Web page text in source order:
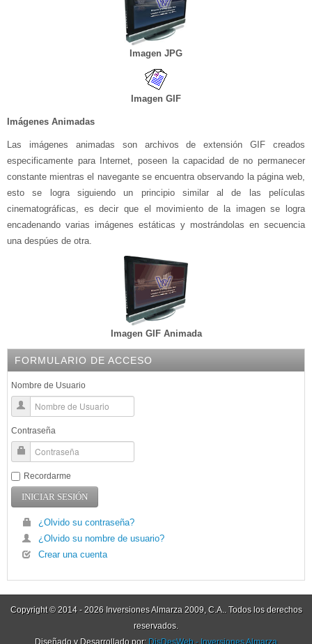
Imagen JPG
Imagen GIF
Imágenes Animadas
Las imágenes animadas son archivos de extensión GIF creados
especificamente para Internet, poseen la capacidad de no permanecer
constante mientras el navegante se encuentra observando la página web,
esto se logra siguiendo un principio similar al de las películas
cinematográficas, es decir que el movimiento de la imagen se logra
encadenando varias imágenes estáticas y mostrándolas en secuencia
una despúes de otra.
Imagen GIF Animada
FORMULARIO DE ACCESO
Nombre de Usuario
Contraseña
Recordarme
¿Olvido su contraseña?
¿Olvido su nombre de usuario?
Crear una cuenta
Copyright © 2014 - 2026 Inversiones Almarza 2009, C.A.. Todos los derechos
reservados.
Diseñado y Desarrollado por: DisDesWeb - Inversiones Almarza